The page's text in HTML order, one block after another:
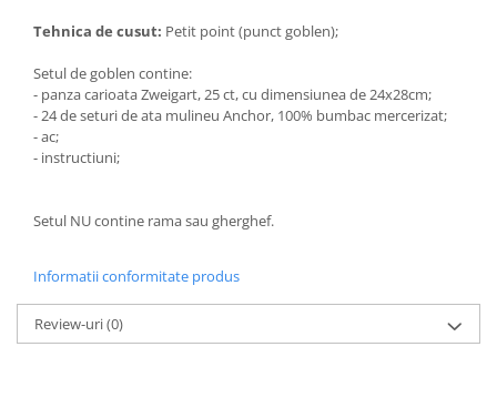
Tehnica de cusut: Petit point (punct goblen);
Setul de goblen contine:
- panza carioata Zweigart, 25 ct, cu dimensiunea de 24x28cm;
- 24 de seturi de ata mulineu Anchor, 100% bumbac mercerizat;
- ac;
- instructiuni;
Setul NU contine rama sau gherghef.
Informatii conformitate produs
Review-uri(0)